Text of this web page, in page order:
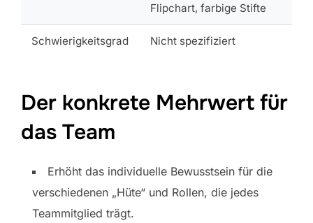
Flipchart, farbige Stifte
Schwierigkeitsgrad Nicht spezifiziert
Der konkrete Mehrwert für
das Team
Erhöht das individuelle Bewusstsein für die
verschiedenen „Hüte“ und Rollen, die jedes
Teammitglied trägt.